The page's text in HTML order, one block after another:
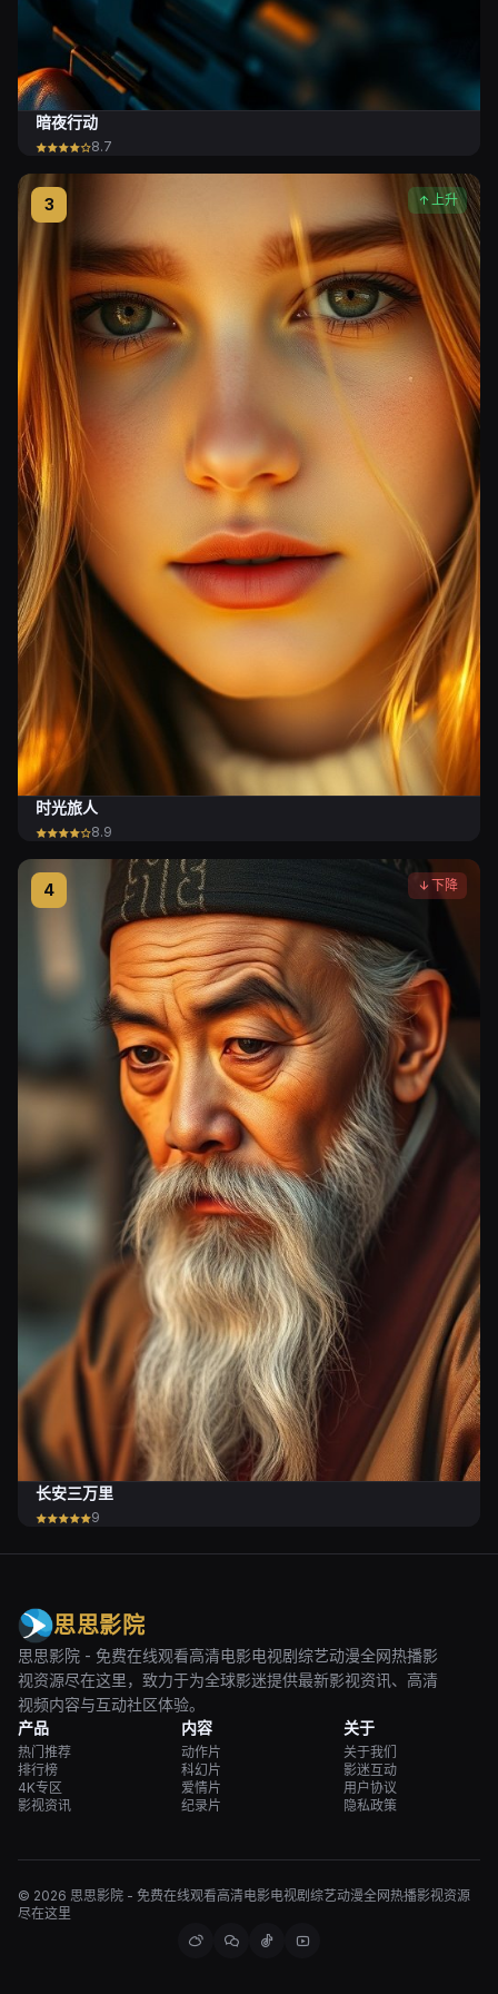
暗夜行动
8.7
3 上升
时光旅人
8.9
4 下降
长安三万里
9
思思影院
思思影院 - 免费在线观看高清电影电视剧综艺动漫全网热播影
视资源尽在这里，致力于为全球影迷提供最新影视资讯、高清
视频内容与互动社区体验。
产品
热门推荐
排行榜
4K专区
影视资讯
内容
动作片
科幻片
爱情片
纪录片
关于
关于我们
影迷互动
用户协议
隐私政策
© 2026 思思影院 - 免费在线观看高清电影电视剧综艺动漫全网热播影视资源
尽在这里